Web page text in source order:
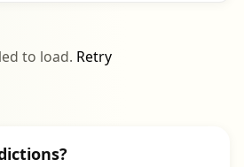
to load. Retry